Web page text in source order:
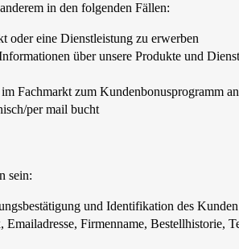
in den folgenden Fällen:
oder eine Dienstleistung zu erwerben
über unsere Produkte und
Fachmarkt zum Kundenbonusprogramm
per mail bucht
sein:
und Identifikation des
Firmenname, Bestellhistorie,